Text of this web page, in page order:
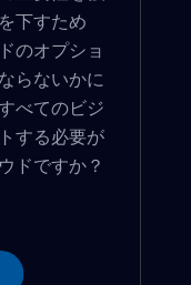
下すため
のオプショ
らないかに
べてのビジ
する必要が
ドですか？